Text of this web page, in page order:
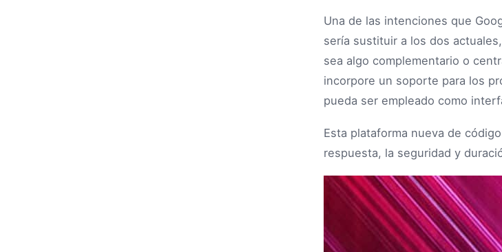
Una de las intenciones que
sería sustituir a los dos
sea algo complementario o
incorpore un soporte para los
pueda ser empleado como
Esta plataforma nueva de
respuesta, la seguridad y